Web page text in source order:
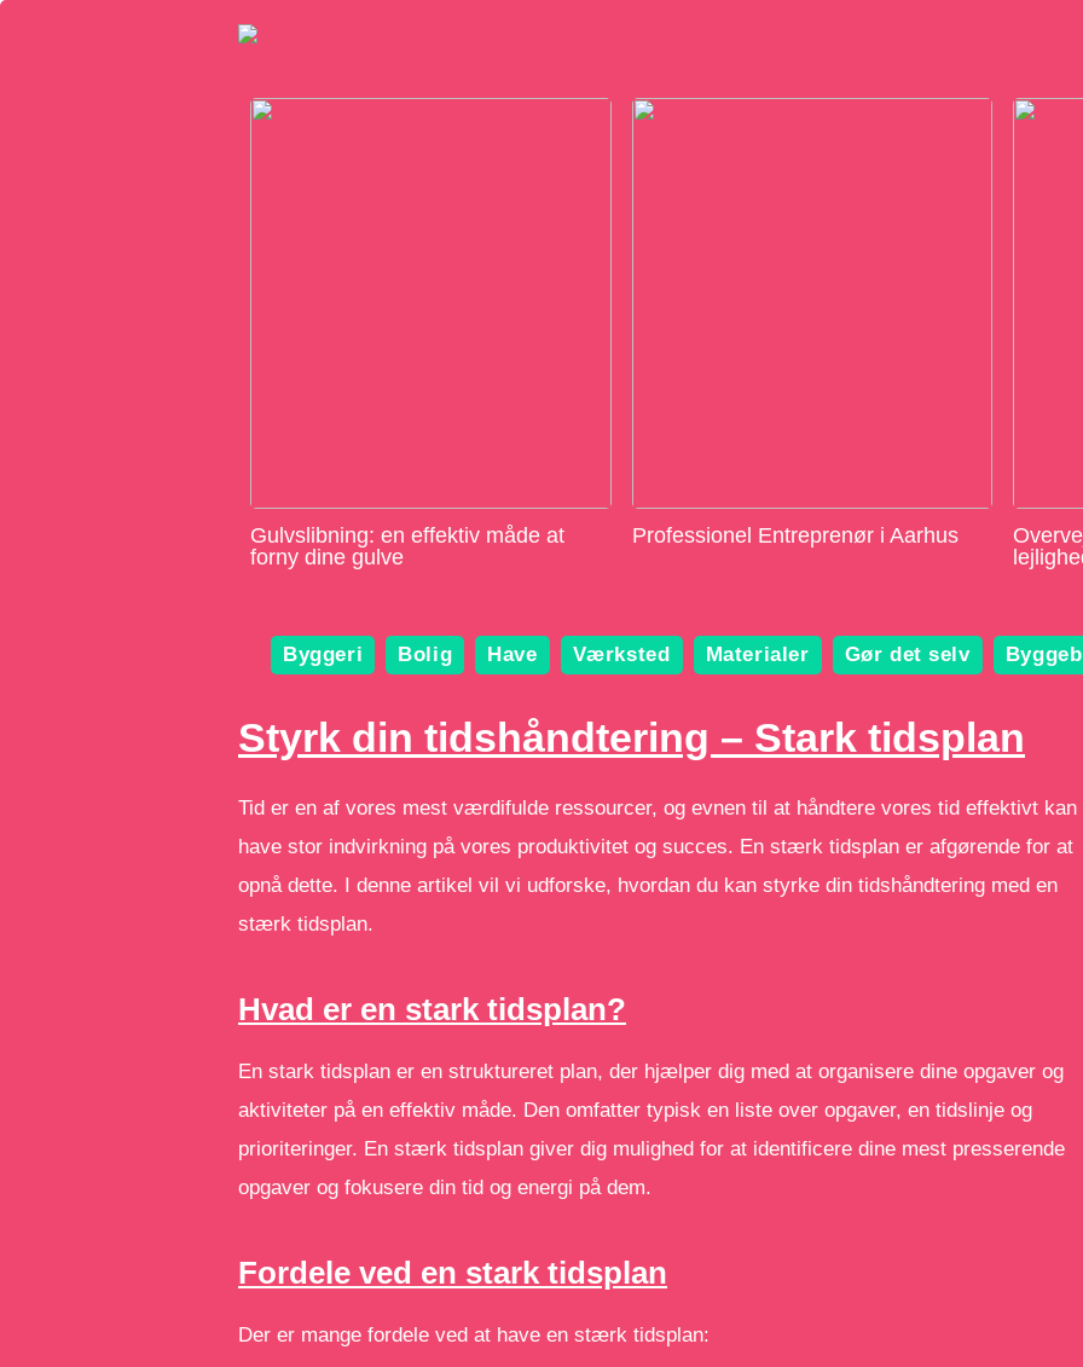
Gulvslibning: en effektiv måde at
forny dine gulve
Professionel Entreprenør i Aarhus
Byggeri Bolig Have Værksted Materialer Gør det selv
Styrk din tidshåndtering – Stark tidsplan
Tid er en af vores mest værdifulde ressourcer, og evnen til at håndtere vores tid effektivt kan
have stor indvirkning på vores produktivitet og succes. En stærk tidsplan er afgørende for at
opnå dette. I denne artikel vil vi udforske, hvordan du kan styrke din tidshåndtering med en
stærk tidsplan.
Hvad er en stark tidsplan?
En stark tidsplan er en struktureret plan, der hjælper dig med at organisere dine opgaver og
aktiviteter på en effektiv måde. Den omfatter typisk en liste over opgaver, en tidslinje og
prioriteringer. En stærk tidsplan giver dig mulighed for at identificere dine mest presserende
opgaver og fokusere din tid og energi på dem.
Fordele ved en stark tidsplan
Der er mange fordele ved at have en stærk tidsplan: